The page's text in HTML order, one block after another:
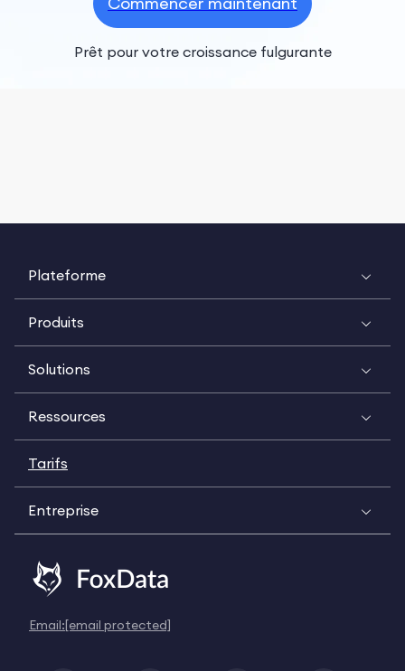
Prêt pour votre croissance fulgurante
Plateforme
Produits
Solutions
Ressources
Tarifs
Entreprise
Email:[email protected]